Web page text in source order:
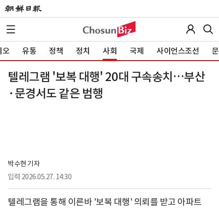
오 유통 정책 정치 사회 국제 사이언스조선
텔레그램 '보복 대행' 20대 구속송치…부산
·문경서도 같은 범행
박수현 기자
입력 2026.05.27. 14:30
텔레그램을 통해 이른바 '보복 대행' 의뢰를 받고 아파트